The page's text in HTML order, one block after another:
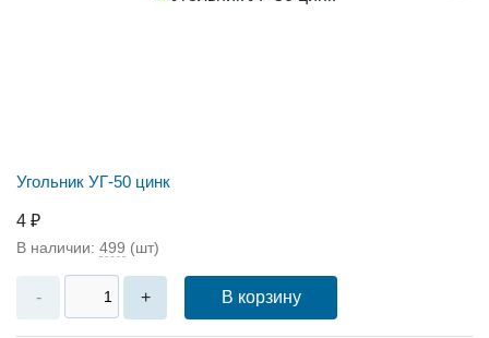
Угольник УГ-50 цинк
4 ₽
В наличии: 499 (шт)
- + В корзину